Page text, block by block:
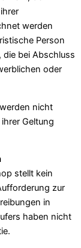
werden
Person
bei Abschluss
oder
nicht
Geltung
stellt kein
zur
in
haben nicht